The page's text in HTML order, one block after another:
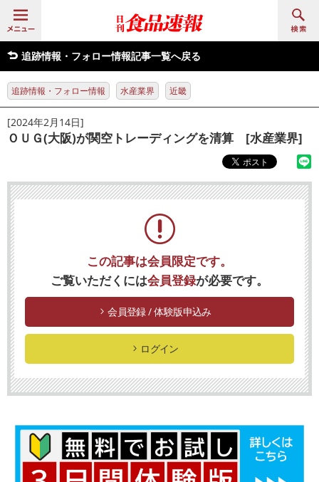
追跡情報・フォロー情報記事一覧へ戻る
追跡情報・フォロー情報 水産業界 近畿
[2024年2月14日]
ＯＵＧ(大阪)が関空トレーディングを清算 [水産業界]
この記事は会員限定です。
ご覧いただくには会員登録が必要です。
会員登録 / 体験版申込み
ログイン